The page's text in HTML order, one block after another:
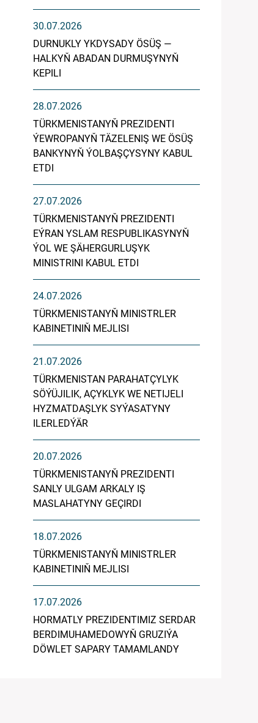
30.07.2026
DURNUKLY YKDYSADY ÖSÜŞ —
HALKYŇ ABADAN DURMUŞYNYŇ
KEPILI
28.07.2026
TÜRKMENISTANYŇ PREZIDENTI
ÝEWROPANYŇ TÄZELENIŞ WE ÖSÜŞ
BANKYNYŇ ÝOLBAŞÇYSYNY KABUL
ETDI
27.07.2026
TÜRKMENISTANYŇ PREZIDENTI
EÝRAN YSLAM RESPUBLIKASYNYŇ
ÝOL WE ŞÄHERGURLUŞYK
MINISTRINI KABUL ETDI
24.07.2026
TÜRKMENISTANYŇ MINISTRLER
KABINETINIŇ MEJLISI
21.07.2026
TÜRKMENISTAN PARAHATÇYLYK
SÖÝÜJILIK, AÇYKLYK WE NETIJELI
HYZMATDAŞLYK SYÝASATYNY
ILERLEDÝÄR
20.07.2026
TÜRKMENISTANYŇ PREZIDENTI
SANLY ULGAM ARKALY IŞ
MASLAHATYNY GEÇIRDI
18.07.2026
TÜRKMENISTANYŇ MINISTRLER
KABINETINIŇ MEJLISI
17.07.2026
HORMATLY PREZIDENTIMIZ SERDAR
BERDIMUHAMEDOWYŇ GRUZIÝA
DÖWLET SAPARY TAMAMLANDY